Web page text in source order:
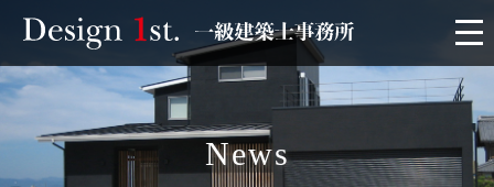
モニター
施工実績・施工事例 News